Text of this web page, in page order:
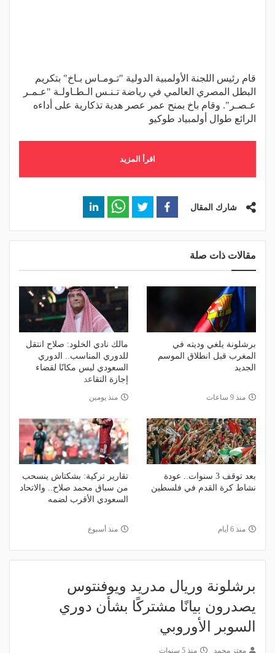
قام رئيس اللجنة الأولمبية الدولية "تـومـاس بـاخ" بتكريم
البطل المصري العالمي في رياضة تـنـس الـطـاولـة "عـمـر
عـصـر". وقام باخ بمنح عمر عصر هدية تذكارية على أداءه
الرائع طوال أولمبياد طوكيو
اقرأ المزيد
شارك المقال
مقالات ذات صلة
برشلونة يلغي وديته في
المغرب قبل انطلاق الموسم
الجديد
منذ 9 ساعات
مالك نادي الخلود: صلاح انتقل
للدوري المناسب.. الدوري
السعودي ليس مكانًا لقضاء
إجازة التقاعد
منذ يومين
بعد توقف 3 سنوات.. عودة
نشاط كرة القدم في فلسطين
منذ 6 أيام
تقارير تركية: بشكتاش ينسحب
من سباق محمد صلاح.. والاتحاد
السعودي الأقرب لضمه
منذ أسبوع
برشلونة وريال مدريد ويوفنتوس
يصدرون بيانًا مشتركًا بشأن دوري
السوبر الأوروبي
معتز محمد منذ 5 سنوات